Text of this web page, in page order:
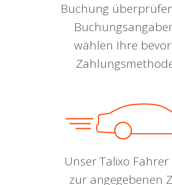
Buchung
wählen Ihre
Unser Talixo Fahrer
zur angegebenen